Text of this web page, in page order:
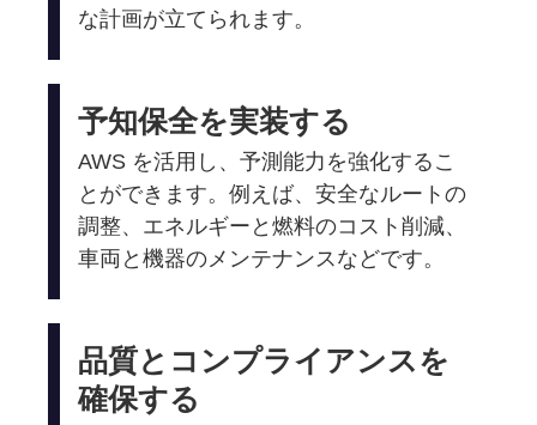
な計画が立てられます。
予知保全を実装する
AWS を活用し、予測能力を強化するこ
とができます。例えば、安全なルートの
調整、エネルギーと燃料のコスト削減、
車両と機器のメンテナンスなどです。
品質とコンプライアンスを
確保する